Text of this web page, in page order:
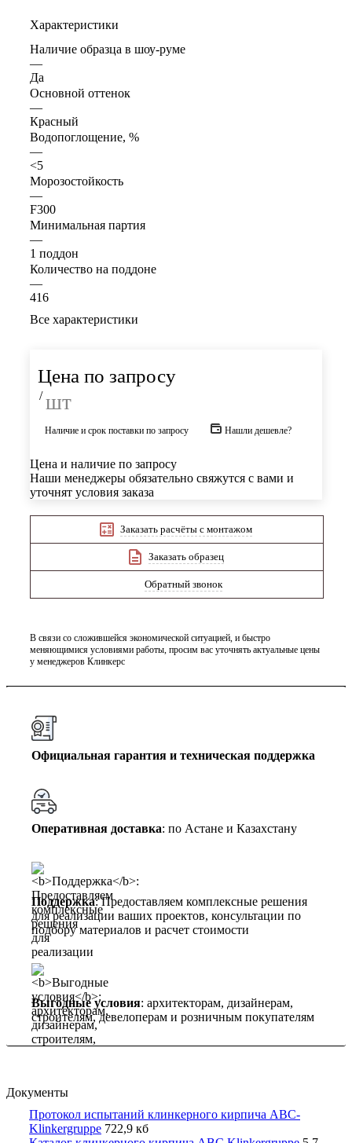
Характеристики
Наличие образца в шоу-руме
—
Да
Основной оттенок
—
Красный
Водопоглощение, %
—
<5
Морозостойкость
—
F300
Минимальная партия
—
1 поддон
Количество на поддоне
—
416
Все характеристики
Цена по запросу
/ шт
Наличие и срок поставки по запросу Нашли дешевле?
Цена и наличие по запросу
Наши менеджеры обязательно свяжутся с вами и
уточнят условия заказа
Заказать расчёты с монтажом
Заказать образец
Обратный звонок
В связи со сложившейся экономической ситуацией, и быстро
меняющимися условиями работы, просим вас уточнять актуальные цены
у менеджеров Клинкерс
Официальная гарантия и техническая поддержка
Оперативная доставка: по Астане и Казахстану
Поддержка: Предоставляем комплексные решения
для реализации ваших проектов, консультации по
подбору материалов и расчет стоимости
Выгодные условия: архитекторам, дизайнерам,
строителям, девелоперам и розничным покупателям
Документы
Протокол испытаний клинкерного кирпича ABC-
Klinkergruppe 722,9 кб